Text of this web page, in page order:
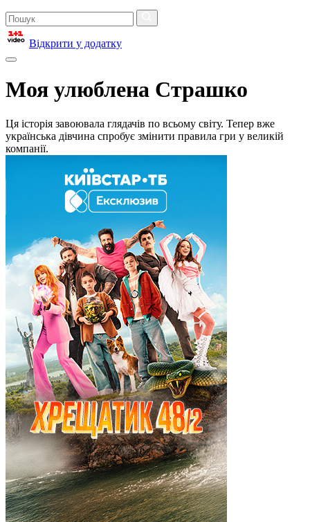
Відкрити у додатку
Моя улюблена Страшко
Ця історія завоювала глядачів по всьому світу. Тепер вже
українська дівчина спробує змінити правила гри у великій
компанії.